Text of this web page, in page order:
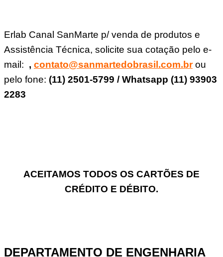
Erlab Canal SanMarte p/ venda de produtos e
Assistência Técnica, solicite sua cotação pelo e-
mail: , contato@sanmartedobrasil.com.br ou
pelo fone: (11) 2501-5799 / Whatsapp (11) 93903
2283
ACEITAMOS TODOS OS CARTÕES DE
CRÉDITO E DÉBITO.
DEPARTAMENTO DE ENGENHARIA